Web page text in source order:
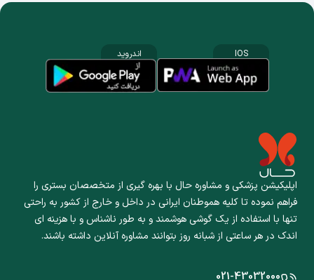
اپلیکیشن پزشکی و مشاوره حال با بهره گیری از متخصصان بستری را
فراهم نموده تا کلیه هموطنان ایرانی در داخل و خارج از کشور به راحتی
تنها با استفاده از یک گوشی هوشمند و به طور ناشناس و با هزینه ای
اندک در هر ساعتی از شبانه روز بتوانند مشاوره آنلاین داشته باشند.
IOS اندروید
021-43032000